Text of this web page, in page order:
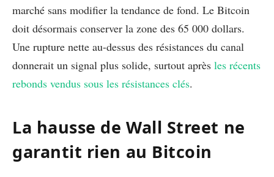
marché sans modifier la tendance de fond. Le Bitcoin
doit désormais conserver la zone des 65 000 dollars.
Une rupture nette au-dessus des résistances du canal
donnerait un signal plus solide, surtout après les récents
rebonds vendus sous les résistances clés.
La hausse de Wall Street ne
garantit rien au Bitcoin